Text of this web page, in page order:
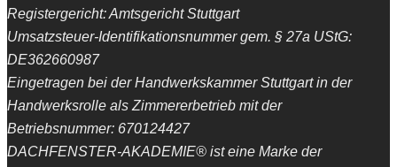
Registergericht: Amtsgericht Stuttgart
Umsatzsteuer-Identifikationsnummer gem. § 27a UStG:
DE362660987
Eingetragen bei der Handwerkskammer Stuttgart in der
Handwerksrolle als Zimmererbetrieb mit der
Betriebsnummer: 670124427
DACHFENSTER-AKADEMIE® ist eine Marke der